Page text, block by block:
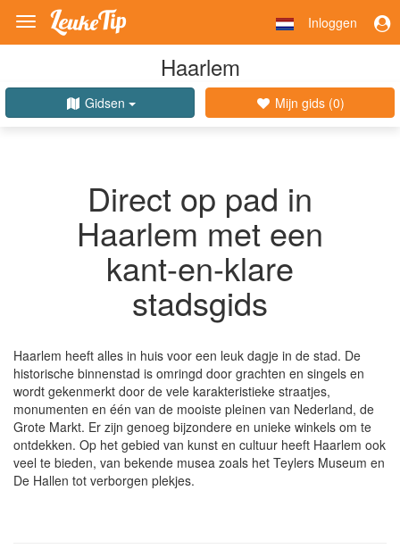
Toggle
navigation
Inloggen
Haarlem
Gidsen Mijn gids (0)
Direct op pad in
Haarlem met een
kant-en-klare
stadsgids
Haarlem heeft alles in huis voor een leuk dagje in de stad. De
historische binnenstad is omringd door grachten en singels en
wordt gekenmerkt door de vele karakteristieke straatjes,
monumenten en één van de mooiste pleinen van Nederland, de
Grote Markt. Er zijn genoeg bijzondere en unieke winkels om te
ontdekken. Op het gebied van kunst en cultuur heeft Haarlem ook
veel te bieden, van bekende musea zoals het Teylers Museum en
De Hallen tot verborgen plekjes.